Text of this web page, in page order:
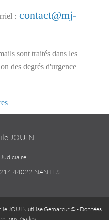
: contact@mj-
sont traités dans les
des degrés d'urgence
JOUIN
44022 NANTES
JOUIN utiliseGemarcur © - Données